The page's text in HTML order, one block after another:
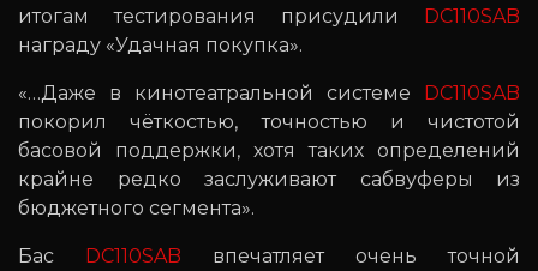
итогам тестирования присудили DC110SAB
награду «Удачная покупка».
«…Даже в кинотеатральной системе DC110SAB
покорил чёткостью, точностью и чистотой
басовой поддержки, хотя таких определений
крайне редко заслуживают сабвуферы из
бюджетного сегмента».
Бас DC110SAB впечатляет очень точной